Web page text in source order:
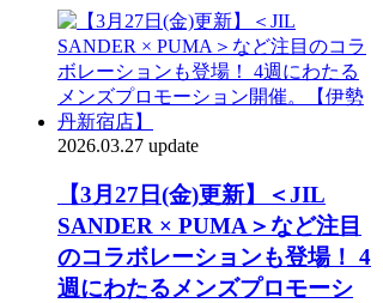
2026.03.27 update
【3月27日(金)更新】＜JIL
SANDER × PUMA＞など注目
のコラボレーションも登場！ 4
週にわたるメンズプロモーシ